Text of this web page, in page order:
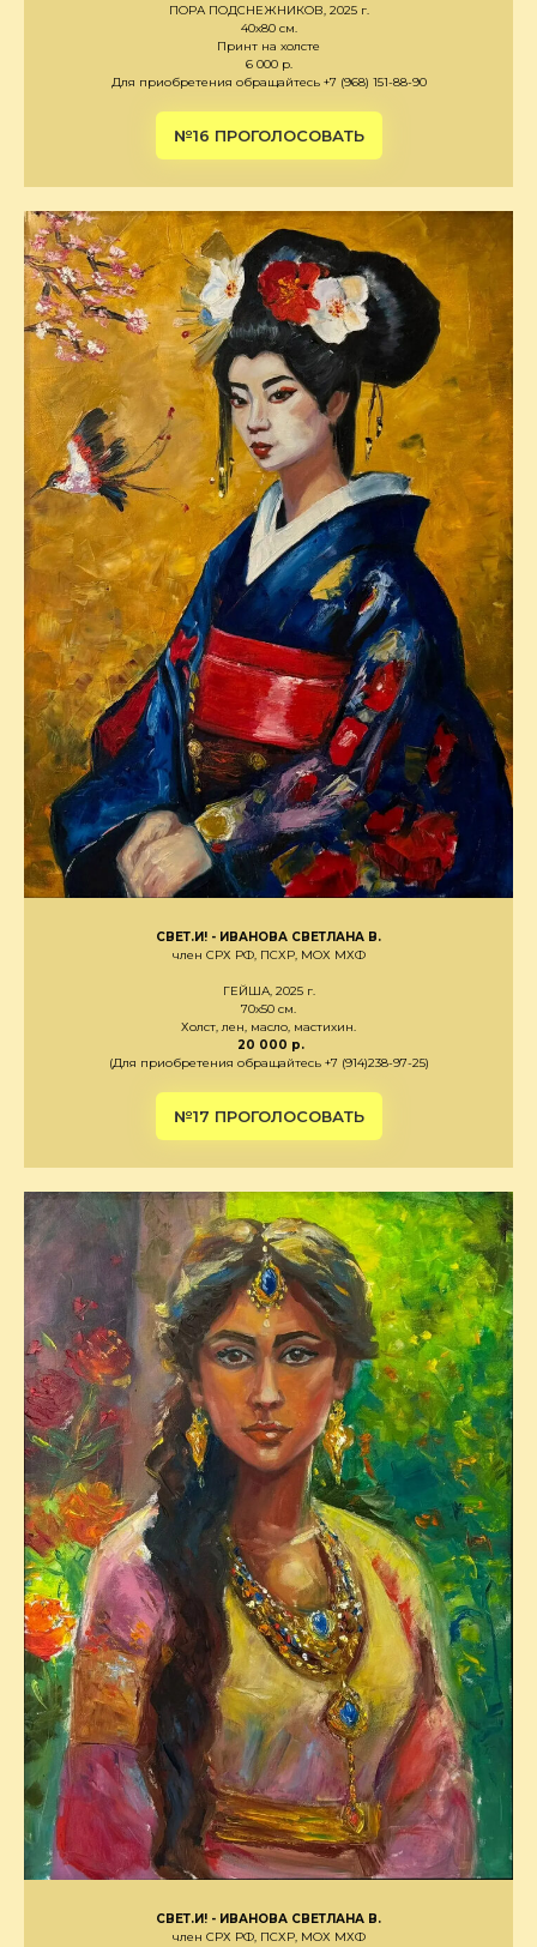
ПОРА ПОДСНЕЖНИКОВ, 2025 г.
40х80 см.
Принт на холсте
6 000 р.
Для приобретения обращайтесь +7 (968) 151-88-90
№16 ПРОГОЛОСОВАТЬ
СВЕТ.И! - ИВАНОВА СВЕТЛАНА В.
член СРХ РФ, ПСХР, МОХ МХФ
ГЕЙША, 2025 г.
70х50 см.
Холст, лен, масло, мастихин.
20 000 р.
(Для приобретения обращайтесь +7 (914)238-97-25)
№17 ПРОГОЛОСОВАТЬ
СВЕТ.И! - ИВАНОВА СВЕТЛАНА В.
член СРХ РФ, ПСХР, МОХ МХФ